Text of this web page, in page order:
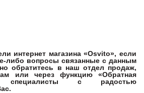
интернет магазина «Osvito», если
либо вопросы связанные с данным
обратитесь в наш отдел продаж,
или через функцию «Обратная
с радостью